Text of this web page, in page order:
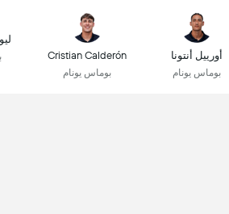
أورييل أنتونا
بوماس يونام
Cristian Calderón
بوماس يونام